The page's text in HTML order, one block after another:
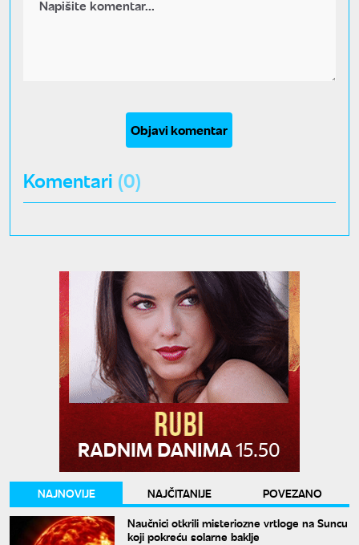
Objavi komentar
Komentari (0)
NAJNOVIJE NAJČITANIJE
POVEZANO
Naučnici otkrili misteriozne vrtloge na Suncu
koji pokreću solarne baklje